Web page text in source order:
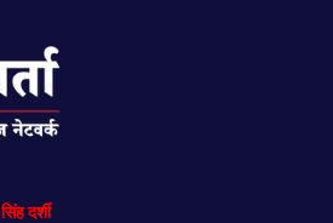
सिंहदर्शी